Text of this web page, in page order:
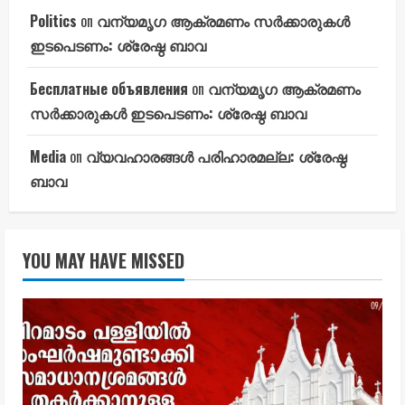
Politics on വന്യമൃഗ ആക്രമണം സർക്കാരുകൾ
ഇടപെടണം: ശ്രേഷ്ഠ ബാവ
Бесплатные объявления on വന്യമൃഗ ആക്രമണം
സർക്കാരുകൾ ഇടപെടണം: ശ്രേഷ്ഠ ബാവ
Media on വ്യവഹാരങ്ങൾ പരിഹാരമല്ല: ശ്രേഷ്ഠ
ബാവ
YOU MAY HAVE MISSED